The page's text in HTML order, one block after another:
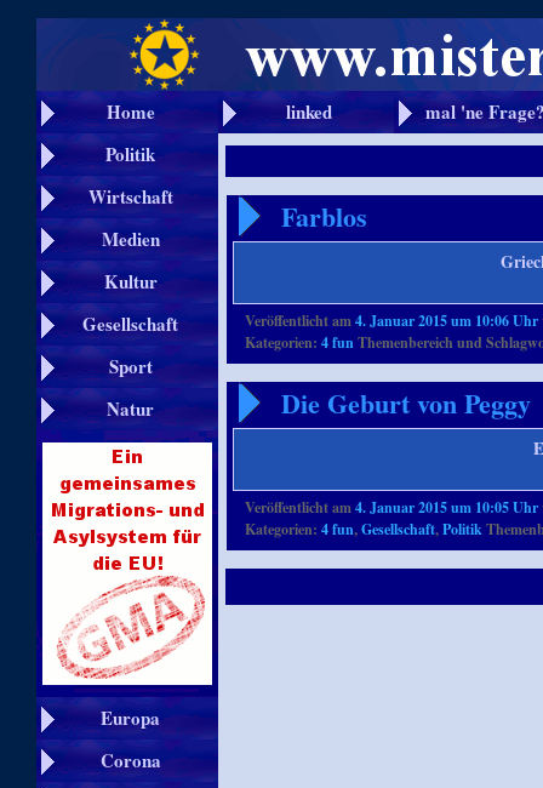
Home linked
mal 'ne
Politik
Wirtschaft
Medien
Kultur
Gesellschaft
Sport
Natur
Europa
Corona
Farblos
Veröffentlicht am4. Januar 2015 um 10:06 Uhr
Kategorien:4 funThemenbereich und
Die Geburt von Peggy
Veröffentlicht am4. Januar 2015 um 10:05 Uhr
Kategorien:4 fun,Gesellschaft,Politik